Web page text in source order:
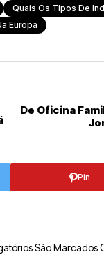
Quais Os Tipos De
Europa
De Oficina
Pin
São Marcados